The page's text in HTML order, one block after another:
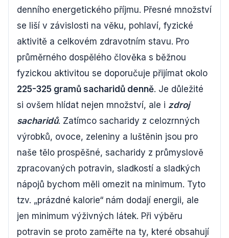
denního energetického příjmu. Přesné množství
se liší v závislosti na věku, pohlaví, fyzické
aktivitě a celkovém zdravotním stavu. Pro
průměrného dospělého člověka s běžnou
fyzickou aktivitou se doporučuje přijímat okolo
225-325 gramů sacharidů denně. Je důležité
si ovšem hlídat nejen množství, ale i zdroj
sacharidů. Zatímco sacharidy z celozrnných
výrobků, ovoce, zeleniny a luštěnin jsou pro
naše tělo prospěšné, sacharidy z průmyslově
zpracovaných potravin, sladkostí a sladkých
nápojů bychom měli omezit na minimum. Tyto
tzv. „prázdné kalorie“ nám dodají energii, ale
jen minimum výživných látek. Při výběru
potravin se proto zaměřte na ty, které obsahují